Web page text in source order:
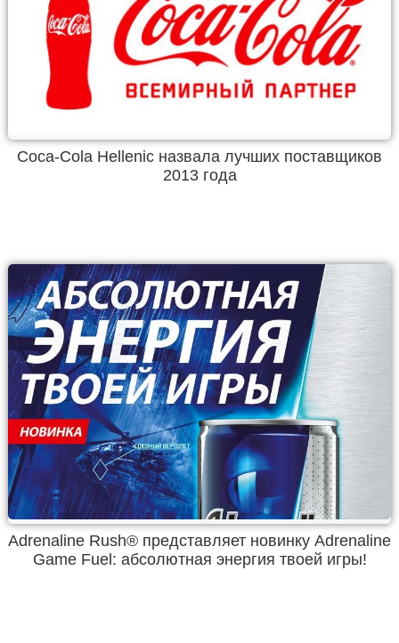
Coca-Cola Hellenic назвала лучших поставщиков
2013 года
Adrenaline Rush® представляет новинку Adrenaline
Game Fuel: абсолютная энергия твоей игры!